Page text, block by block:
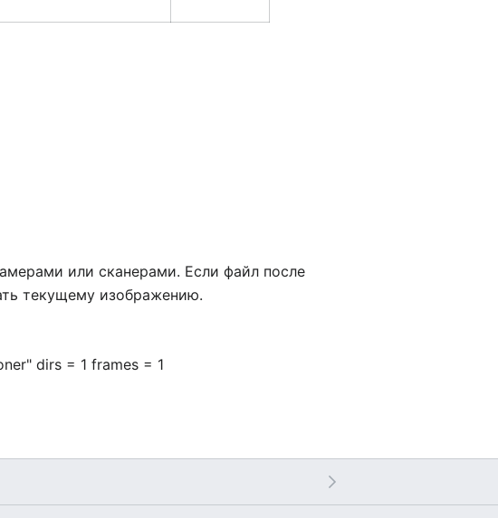
или сканерами. Если файл после
текущему изображению.
dirs = 1 frames = 1